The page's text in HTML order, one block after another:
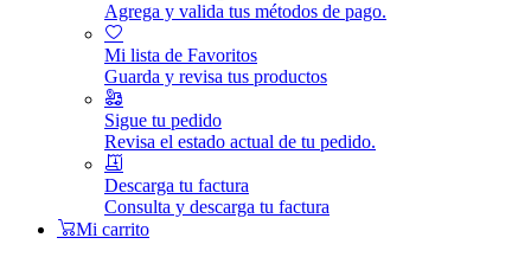
Agrega y valida tus métodos de pago.
Mi lista de Favoritos
Guarda y revisa tus productos
Sigue tu pedido
Revisa el estado actual de tu pedido.
Descarga tu factura
Consulta y descarga tu factura
Mi carrito